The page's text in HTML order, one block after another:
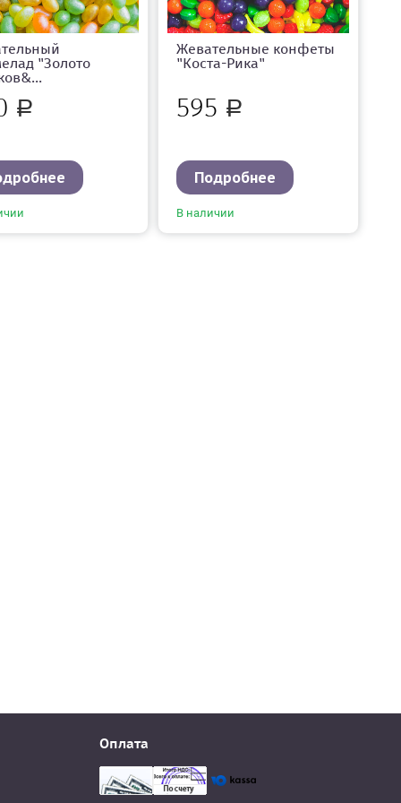
"Золото
Р
Жевательные конфеты
"Коста-Рика"
595 Р
Подробнее
В наличии
Оплата